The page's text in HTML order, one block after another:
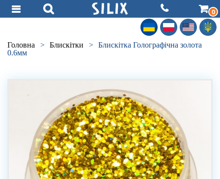
0
Головна > Блискітки >
Блискітка Голографічна золота
0.6мм